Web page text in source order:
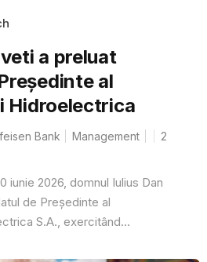
a preluat
al
Hidroelectrica
Bank Management
2
iunie 2026, domnul Iulius Dan
de Președinte al
S.A., exercitând...